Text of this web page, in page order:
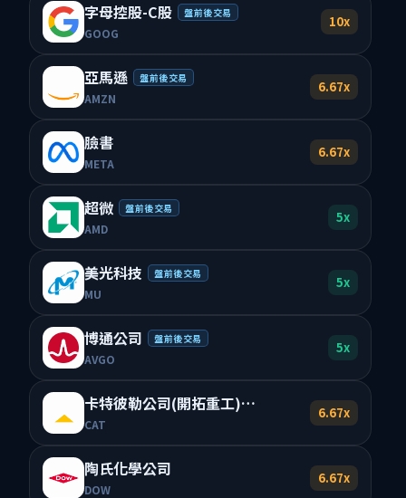
字母控股-C股 盤前後交易
GOOG
10x
亞馬遜 盤前後交易
AMZN
6.67x
臉書
META
6.67x
超微 盤前後交易
AMD
5x
美光科技 盤前後交易
MU
5x
博通公司 盤前後交易
AVGO
5x
卡特彼勒公司(開拓重工)盤前後交易
CAT
6.67x
陶氏化學公司
DOW
6.67x